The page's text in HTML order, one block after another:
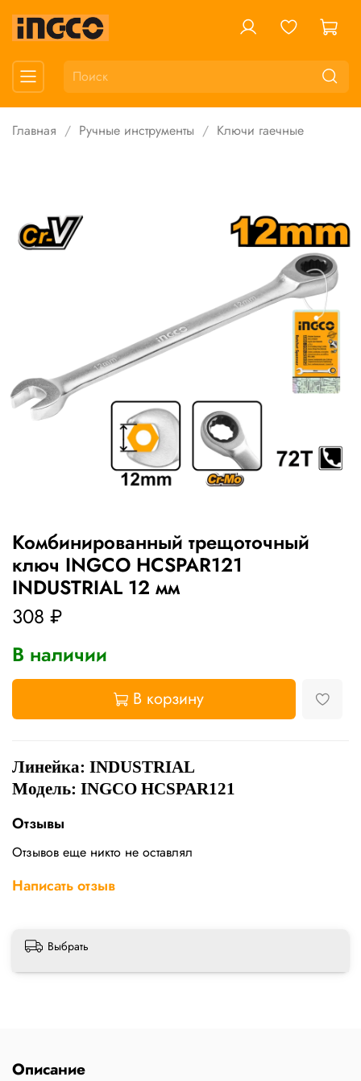
Главная Ручные инструменты Ключи гаечные
Комбинированный трещоточный
ключ INGCO HCSPAR121
INDUSTRIAL 12 мм
308 ₽
В наличии
В корзину
Линейка: INDUSTRIAL
Модель: INGCO HCSPAR121
Отзывы
Отзывов еще никто не оставлял
Написать отзыв
Выбрать
Описание